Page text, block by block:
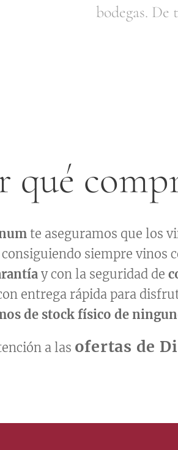
bodegas. De
qué
te aseguramos que los
siempre vinos
y con la seguridad de
entrega rápida para
de stock físico de
a las ofertas de